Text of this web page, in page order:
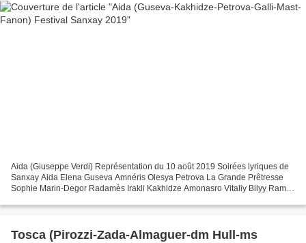
Aida (Giuseppe Verdi) Représentation du 10 août 2019 Soirées lyriques de
Sanxay Aida Elena Guseva Amnéris Olesya Petrova La Grande Prêtresse
Sophie Marin-Degor Radamès Irakli Kakhidze Amonasro Vitaliy Bilyy Ramfis
Tosca (Pirozzi-Zada-Almaguer-dm Hull-ms